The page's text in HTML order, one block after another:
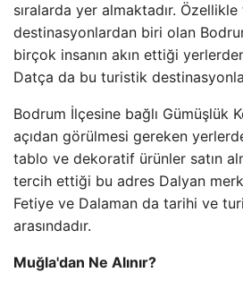
sıralarda yer almaktadır.
destinasyonlardan biri olan
birçok insanın akın ettiği
Datça da bu turistik
Bodrum İlçesine bağlı Gümüşlük
açıdan görülmesi gereken
tablo ve dekoratif ürünler satın
tercih ettiği bu adres Dalyan
Fetiye ve Dalaman da tarihi ve
arasındadır.
Muğla'dan Ne Alınır?